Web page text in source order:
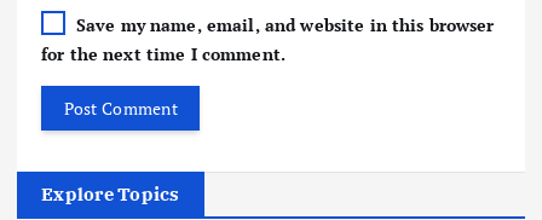
Save my name, email, and website in this browser
for the next time I comment.
Explore Topics